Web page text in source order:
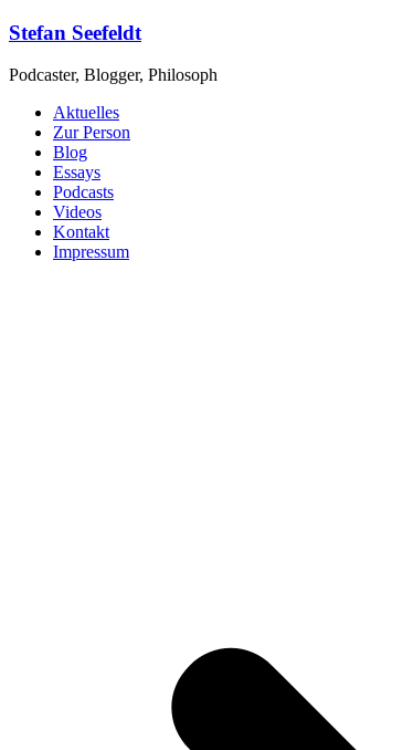
Zum
springen
Stefan Seefeldt
Podcaster, Blogger, Philosoph
Aktuelles
Zur Person
Blog
Essays
Podcasts
Videos
Kontakt
Impressum